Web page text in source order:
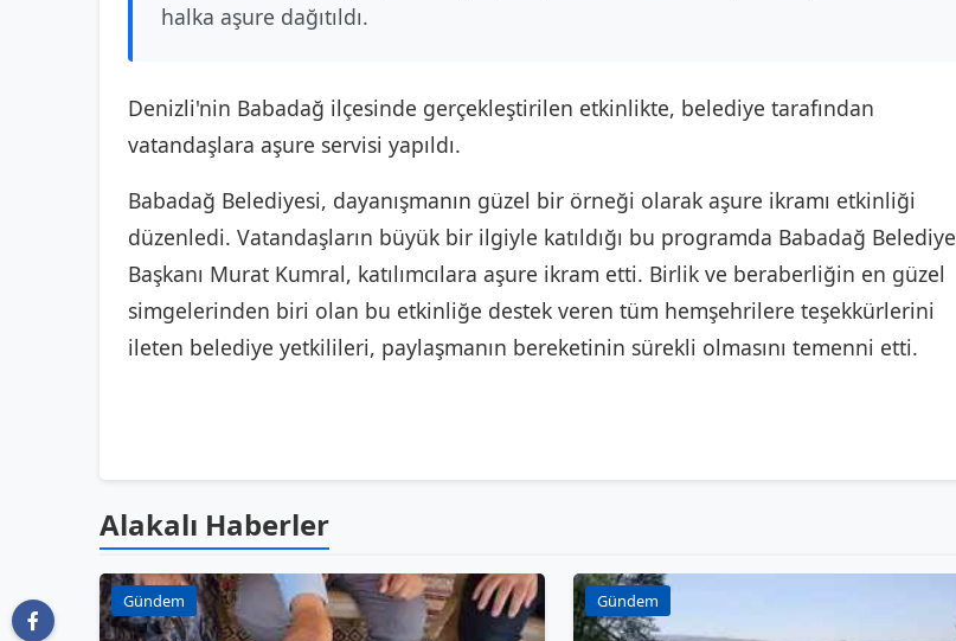
halka aşure dağıtıldı.
Denizli'nin Babadağ ilçesinde gerçekleştirilen etkinlikte, belediye tarafından
vatandaşlara aşure servisi yapıldı.
Babadağ Belediyesi, dayanışmanın güzel bir örneği olarak aşure ikramı etkinliği
düzenledi. Vatandaşların büyük bir ilgiyle katıldığı bu programda Babadağ Belediye
Başkanı Murat Kumral, katılımcılara aşure ikram etti. Birlik ve beraberliğin en güzel
simgelerinden biri olan bu etkinliğe destek veren tüm hemşehrilere teşekkürlerini
ileten belediye yetkilileri, paylaşmanın bereketinin sürekli olmasını temenni etti.
Alakalı Haberler
Gündem Gündem